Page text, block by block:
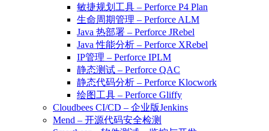
敏捷规划工具 – Perforce P4 Plan
生命周期管理 – Perforce ALM
Java 热部署 – Perforce JRebel
Java 性能分析 – Perforce XRebel
IP管理 – Perforce IPLM
静态测试 – Perforce QAC
静态代码分析 – Perforce Klocwork
绘图工具 – Perforce Gliffy
Cloudbees CI/CD – 企业版Jenkins
Mend – 开源代码安全检测